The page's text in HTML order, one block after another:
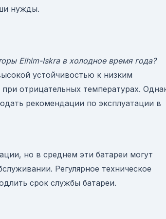
нужды.
Elhim-Iskra в холодное время года?
устойчивостью к низким
отрицательных температурах.
рекомендации по эксплуатации в
но в среднем эти батареи могут
Регулярное техническое
срок службы батареи.